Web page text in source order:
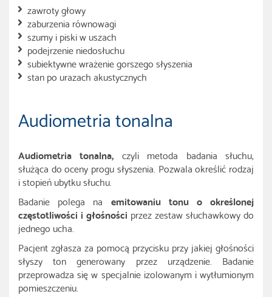
zawroty głowy
zaburzenia równowagi
szumy i piski w uszach
podejrzenie niedosłuchu
subiektywne wrażenie gorszego słyszenia
stan po urazach akustycznych
Audiometria tonalna
Audiometria tonalna, czyli metoda badania słuchu,
służąca do oceny progu słyszenia. Pozwala określić rodzaj
i stopień ubytku słuchu.
Badanie polega na emitowaniu tonu o określonej
częstotliwości i głośności przez zestaw słuchawkowy do
jednego ucha.
Pacjent zgłasza za pomocą przycisku przy jakiej głośności
słyszy ton generowany przez urządzenie. Badanie
przeprowadza się w specjalnie izolowanym i wytłumionym
pomieszczeniu.